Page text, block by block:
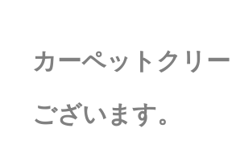
カーペットク
ございます。